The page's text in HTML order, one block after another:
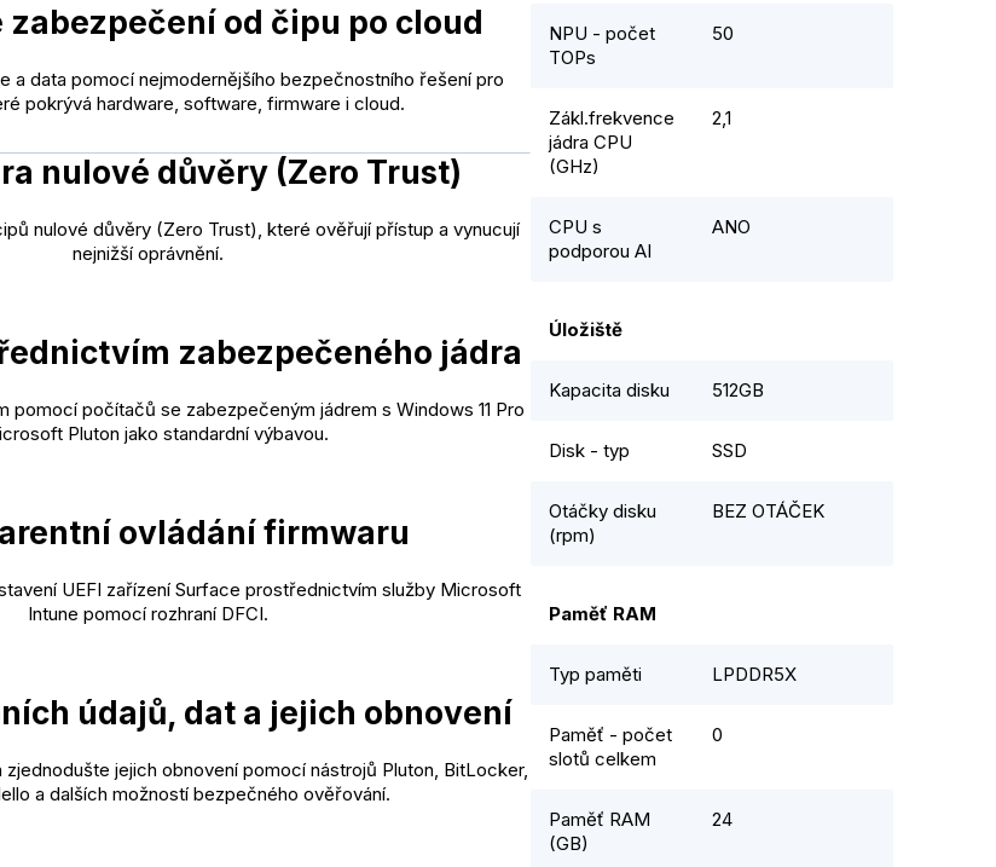
zabezpečení od čipu po cloud
a data pomocí nejmodernějšího bezpečnostního řešení pro
pokrývá hardware, software, firmware i cloud.
nulové důvěry (Zero Trust)
nulové důvěry (Zero Trust), které ověřují přístup a vynucují
nejnižší oprávnění.
zabezpečeného jádra
pomocí počítačů se zabezpečeným jádrem s Windows 11 Pro
Pluton jako standardní výbavou.
ovládání firmwaru
UEFI zařízení Surface prostřednictvím služby Microsoft
Intune pomocí rozhraní DFCI.
údajů, dat a jejich obnovení
jejich obnovení pomocí nástrojů Pluton, BitLocker,
a dalších možností bezpečného ověřování.
NPU - počet
TOPs
50
Zákl.frekvence
jádra CPU
(GHz)
2,1
CPU s
podporou AI
ANO
Úložiště
Kapacita disku 512GB
Disk - typ SSD
Otáčky disku
(rpm)
BEZ OTÁČEK
Paměť RAM
Typ paměti LPDDR5X
Paměť - počet
slotů celkem
0
Paměť RAM
(GB)
24